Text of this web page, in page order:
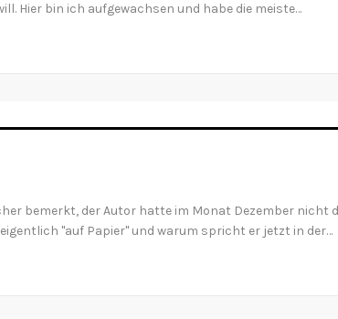
Hier bin ich aufgewachsen und habe die meiste…
bemerkt, der Autor hatte im Monat Dezember nicht
"auf Papier" und warum spricht er jetzt in der…